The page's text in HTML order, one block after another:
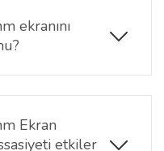
ekranını
sayesinde
şekilde uyum
Ekran
etkiler